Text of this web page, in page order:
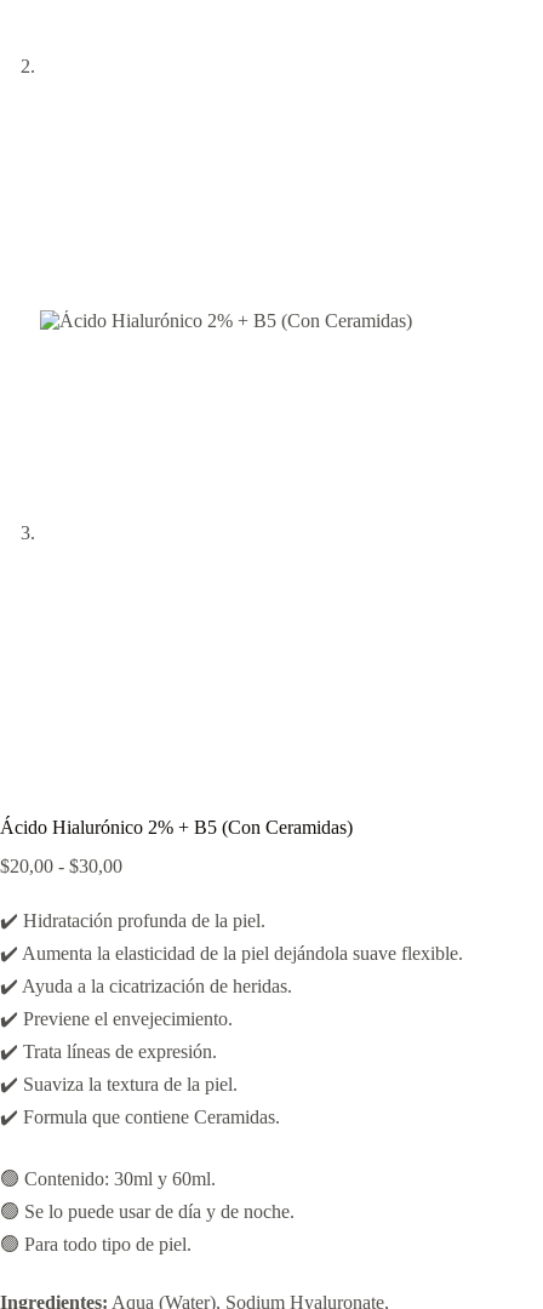
Ácido Hialurónico 2% + B5 (Con Ceramidas)
$20,00 - $30,00Rango
desde
$20,00
$30,00
✔️ Hidratación profunda de la piel.
✔️ Aumenta la elasticidad de la piel dejándola suave flexible.
✔️ Ayuda a la cicatrización de heridas.
✔️ Previene el envejecimiento.
✔️ Trata líneas de expresión.
✔️ Suaviza la textura de la piel.
✔️ Formula que contiene Ceramidas.
🟢 Contenido: 30ml y 60ml.
🟢 Se lo puede usar de día y de noche.
🟢 Para todo tipo de piel.
Ingredientes: Aqua (Water), Sodium Hyaluronate,